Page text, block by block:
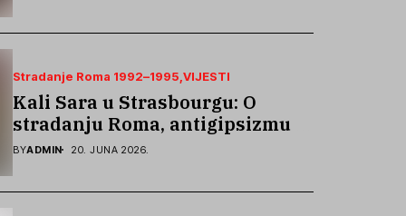
Stradanje Roma 1992–1995 VIJESTI
Kali Sara u Strasbourgu: O
stradanju Roma, antigipsizmu i
borbi protiv govora mržnje
BYADMIN 20. JUNA 2026.